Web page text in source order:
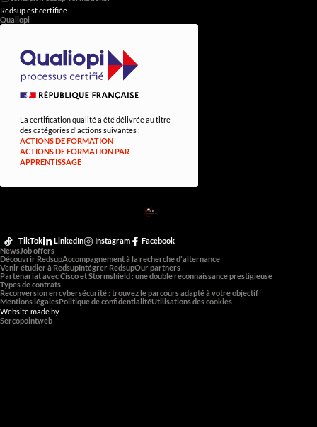
Redsup est certifiée
Qualiopi
La certification qualité a été délivrée au titre
des catégories d'actions suivantes :
ACTIONS DE FORMATION
ACTIONS DE FORMATION PAR
APPRENTISSAGE
SUP
RED
TikTok LinkedIn Instagram
Facebook
NewsJob offers
Découvrir RedsupAccompagnement à la recherche d'alternance
Venir étudier à RedsupIntégrer RedsupOur partners
Partenariat avec Cisco et Stormshield : une double reconnaissance prestigieuse
Types de contrats
Reconversion en cybersécurité : trouvez le parcours adapté à votre objectif
Mentions légalesPolitique de confidentialitéUtilisations des cookies
Website made by
Sercopointweb